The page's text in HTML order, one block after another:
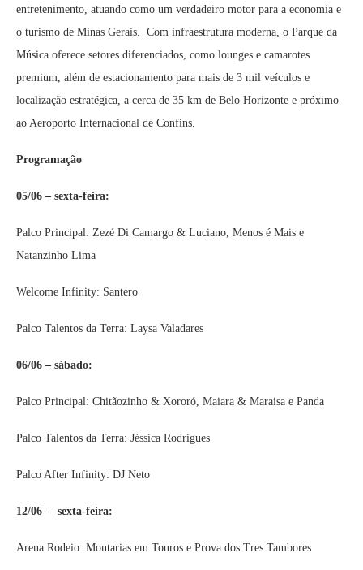
entretenimento, atuando como um verdadeiro motor para a economia e
o turismo de Minas Gerais. Com infraestrutura moderna, o Parque da
Música oferece setores diferenciados, como lounges e camarotes
premium, além de estacionamento para mais de 3 mil veículos e
localização estratégica, a cerca de 35 km de Belo Horizonte e próximo
ao Aeroporto Internacional de Confins.
Programação
05/06 – sexta-feira:
Palco Principal: Zezé Di Camargo & Luciano, Menos é Mais e
Natanzinho Lima
Welcome Infinity: Santero
Palco Talentos da Terra: Laysa Valadares
06/06 – sábado:
Palco Principal: Chitãozinho & Xororó, Maiara & Maraisa e Panda
Palco Talentos da Terra: Jéssica Rodrigues
Palco After Infinity: DJ Neto
12/06 – sexta-feira:
Arena Rodeio: Montarias em Touros e Prova dos Tres Tambores